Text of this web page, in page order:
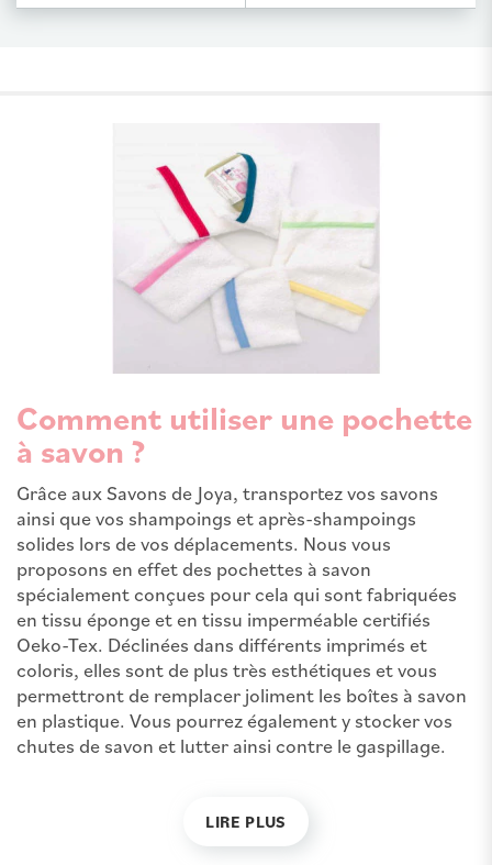
Comment utiliser une pochette
à savon ?
Grâce aux Savons de Joya, transportez vos savons
ainsi que vos shampoings et après-shampoings
solides lors de vos déplacements. Nous vous
proposons en effet des pochettes à savon
spécialement conçues pour cela qui sont fabriquées
en tissu éponge et en tissu imperméable certifiés
Oeko-Tex. Déclinées dans différents imprimés et
coloris, elles sont de plus très esthétiques et vous
permettront de remplacer joliment les boîtes à savon
en plastique. Vous pourrez également y stocker vos
chutes de savon et lutter ainsi contre le gaspillage.
LIRE PLUS